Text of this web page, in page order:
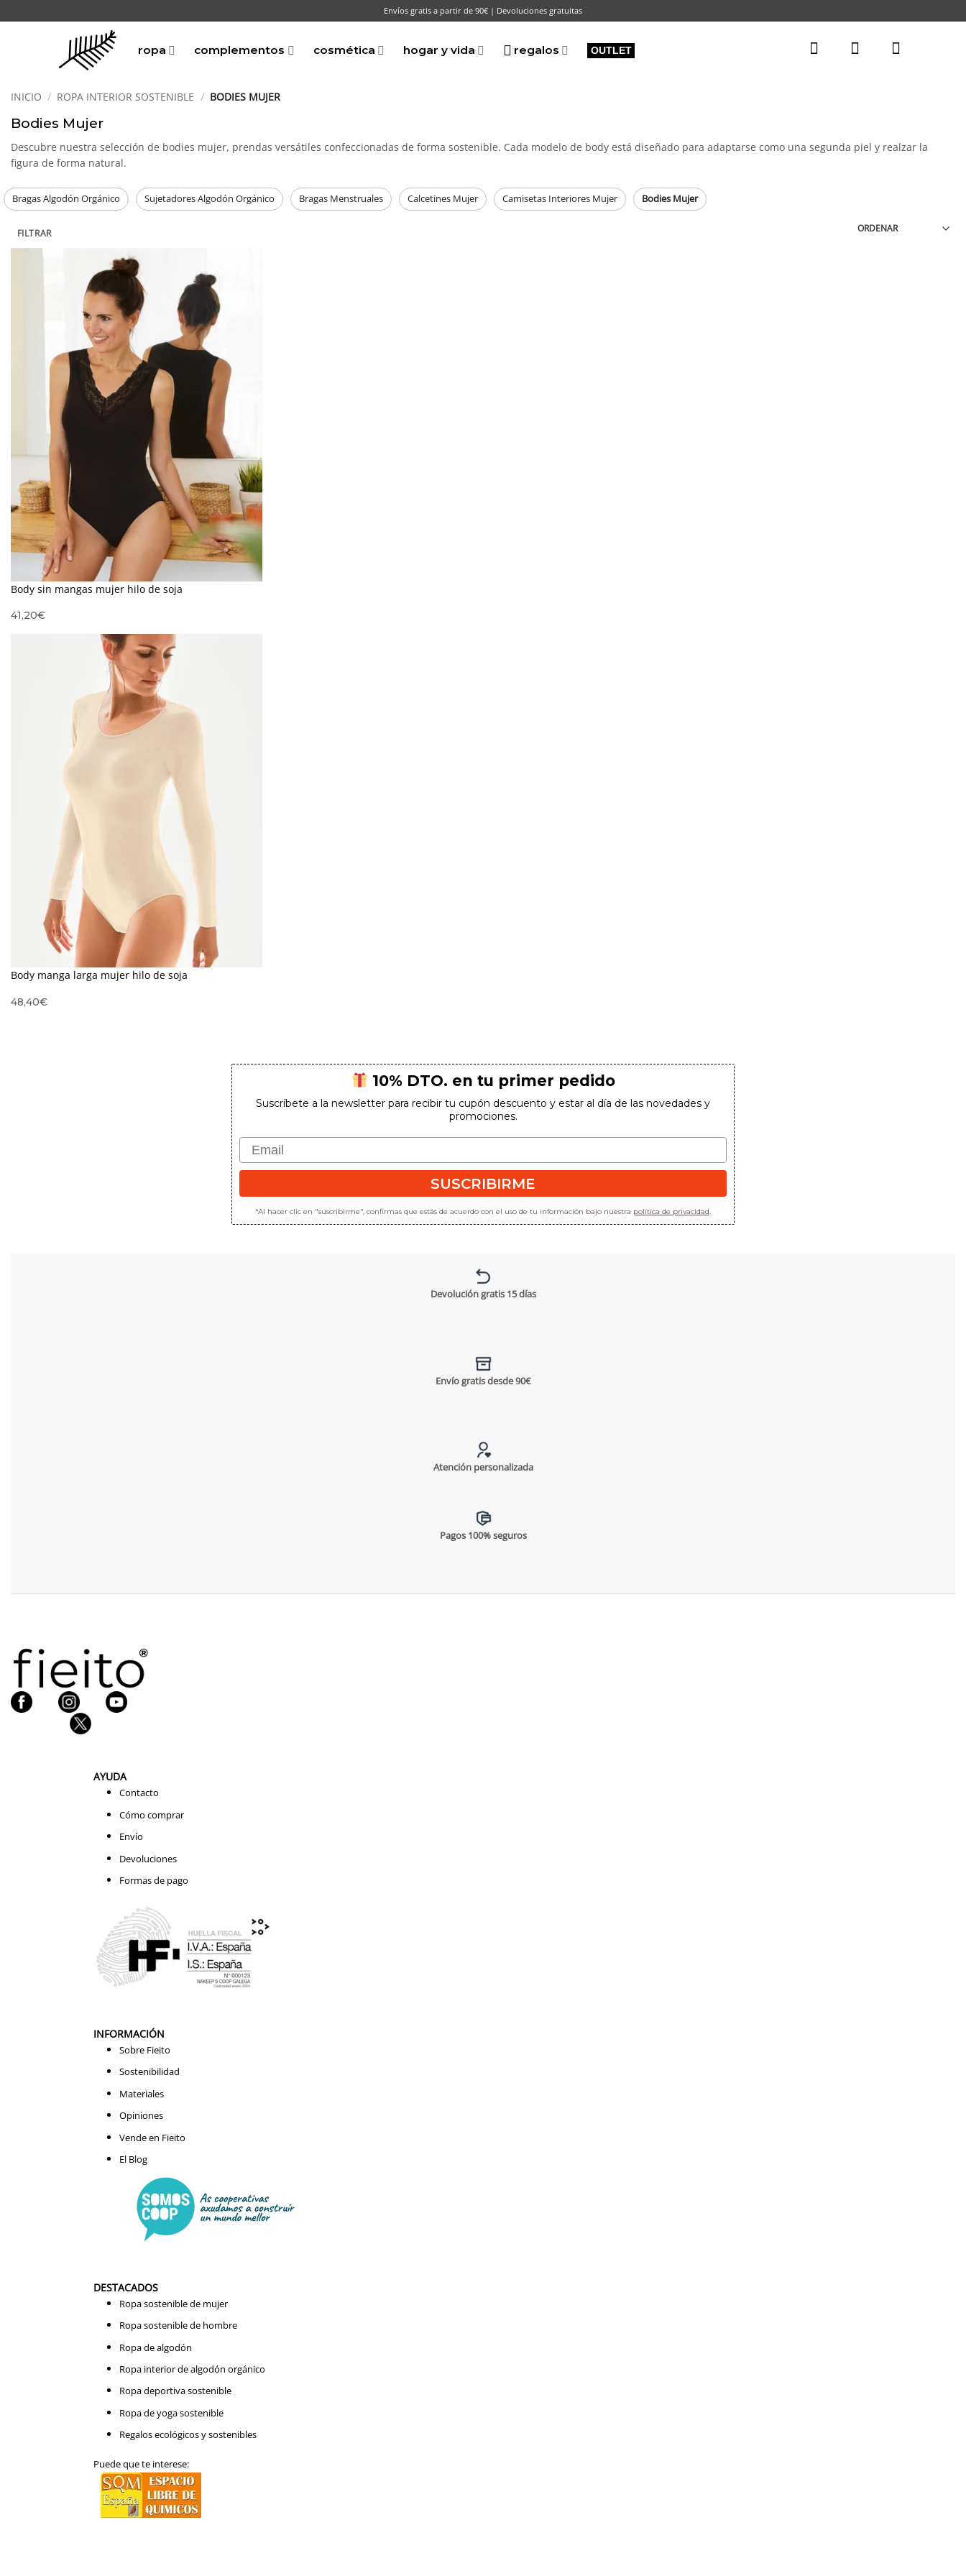
al
Envíos gratis a partir de 90€ | Devoluciones gratuitas
ropa complementos cosmética hogar y vida regalos OUTLET
INICIO / ROPA INTERIOR SOSTENIBLE / BODIES MUJER
Bodies Mujer
Descubre nuestra selección de bodies mujer, prendas versátiles confeccionadas de forma sostenible. Cada modelo de body está diseñado para adaptarse como una segunda piel y realzar la
figura de forma natural.
Bragas Algodón Orgánico Sujetadores Algodón Orgánico Bragas Menstruales Calcetines Mujer Camisetas Interiores Mujer Bodies Mujer
FILTRAR
Body sin mangas mujer hilo de soja
41,20€
Body manga larga mujer hilo de soja
48,40€
10% DTO. en tu primer pedido
Suscríbete a la newsletter para recibir tu cupón descuento y estar al día de las novedades y
promociones.
Email
SUSCRIBIRME
*Al hacer clic en "suscribirme", confirmas que estás de acuerdo con el uso de tu información bajo nuestra política de privacidad.
Devolución gratis 15 días
Envío gratis desde 90€
Atención personalizada
Pagos 100% seguros
AYUDA
Contacto
Cómo comprar
Envío
Devoluciones
Formas de pago
INFORMACIÓN
Sobre Fieito
Sostenibilidad
Materiales
Opiniones
Vende en Fieito
El Blog
DESTACADOS
Ropa sostenible de mujer
Ropa sostenible de hombre
Ropa de algodón
Ropa interior de algodón orgánico
Ropa deportiva sostenible
Ropa de yoga sostenible
Regalos ecológicos y sostenibles
Puede que te interese:
10% DTO
En tu primer pedido